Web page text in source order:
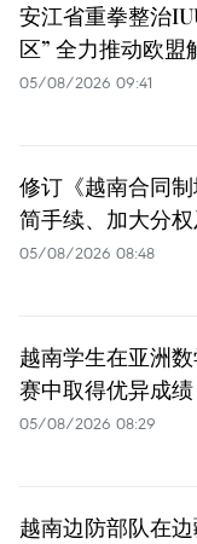
安江省重拳整治
区” 全力推动欧盟
05/08/2026 09:41
修订《越南合同
简手续、加大分
05/08/2026 08:48
越南学生在亚洲
赛中取得优异成绩
05/08/2026 08:29
越南边防部队在